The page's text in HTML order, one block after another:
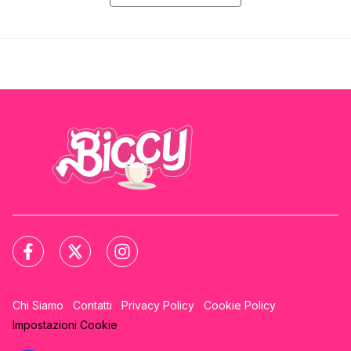
Chi Siamo Contatti Privacy Policy
Cookie Policy
Impostazioni Cookie